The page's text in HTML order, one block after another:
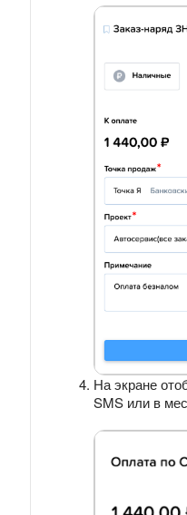
На экране
SMS или в